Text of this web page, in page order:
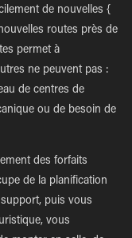
de nouvelles {
routes près de
permet à
ne peuvent pas :
de centres de
ou de besoin de
des forfaits
de la planification
puis vous
vous